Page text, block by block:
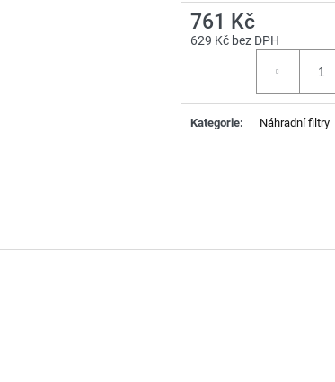
761 Kč
629 Kč bez DPH
Kategorie: Náhradní filtry